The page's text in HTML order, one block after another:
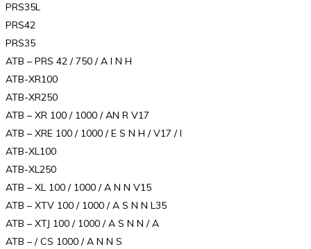
PRS35L
PRS42
PRS35
ATB – PRS 42 / 750 / A I N H
ATB-XR100
ATB-XR250
ATB – XR 100 / 1000 / AN R V17
ATB – XRE 100 / 1000 / E S N H / V17 / I
ATB-XL100
ATB-XL250
ATB – XL 100 / 1000 / A N N V15
ATB – XTV 100 / 1000 / A S N N L35
ATB – XTJ 100 / 1000 / A S N N / A
ATB – / CS 1000 / A N N S